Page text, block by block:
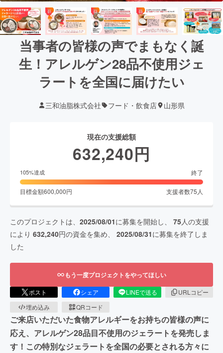
当事者の皆様の声でまもなく誕
生！アレルゲン28品不使用ジェ
ラートを全国に届けたい
三和油脂株式会社 フード・飲食店 山形県
現在の支援総額
632,240円
105%達成 終了
目標金額600,000円 支援者数75 人
このプロジェクトは、 2025/08/01に募集を開始し、 75人の支援
により 632,240円の資金を集め、 2025/08/31に募集を終了しま
した
もう一度プロジェクトをやってほしい
ポスト シェア LINEで送る
URLコピー
埋め込み
QRコード
ご来店いただいた食物アレルギーをお持ちの皆様の声に
応え、アレルゲン28品目不使用のジェラートを発売しま
す！この特別なジェラートを全国の必要とされる方々に